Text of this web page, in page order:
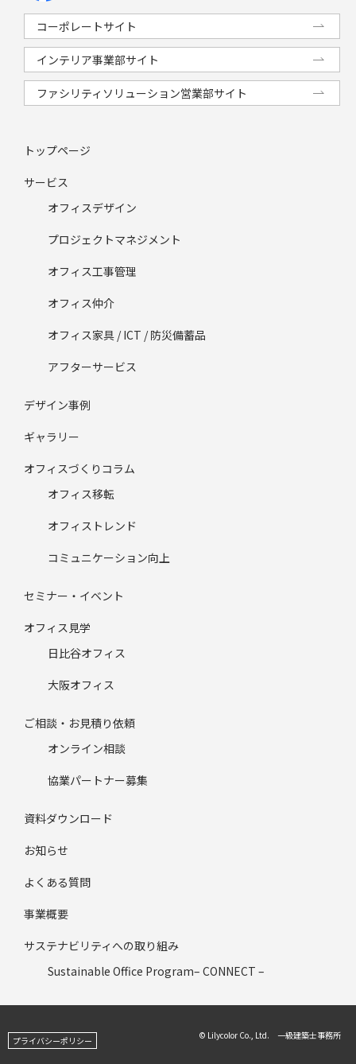
コーポレートサイト
インテリア事業部サイト
ファシリティソリューション営業部サイト
トップページ
サービス
オフィスデザイン
プロジェクトマネジメント
オフィス工事管理
オフィス仲介
オフィス家具 / ICT / 防災備蓄品
アフターサービス
デザイン事例
ギャラリー
オフィスづくりコラム
オフィス移転
オフィストレンド
コミュニケーション向上
セミナー・イベント
オフィス見学
日比谷オフィス
大阪オフィス
ご相談・お見積り依頼
オンライン相談
協業パートナー募集
資料ダウンロード
お知らせ
よくある質問
事業概要
サステナビリティへの取り組み
Sustainable Office Program– CONNECT –
プライバシーポリシー © Lilycolor Co., Ltd. 一級建築士事務所